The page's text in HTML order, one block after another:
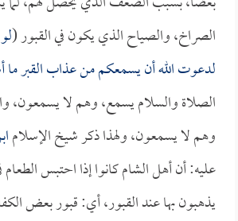
الصراخ، والصياح الذي يكون في القبور (
لدعوت الله أن يسمعكم من عذاب القبر
الصلاة والسلام يسمع، وهم لا يسمعون،
وهم لا يسمعون، ولهذا ذكر شيخ الإسلام
عليه: أن أهل الشام كانوا إذا احتبس
يذهبون بها عند القبور، أي: قبور بعض